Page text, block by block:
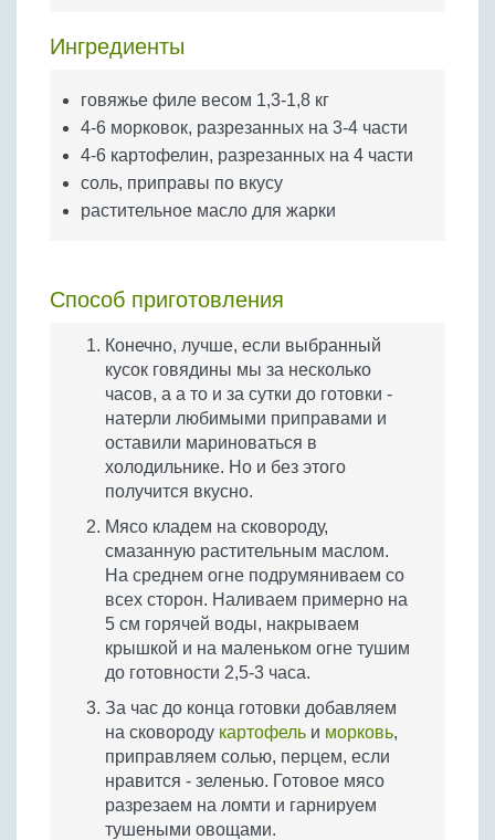
Яйца
Ингредиенты
говяжье филе весом 1,3-1,8 кг
4-6 морковок, разрезанных на 3-4 части
4-6 картофелин, разрезанных на 4 части
соль, приправы по вкусу
растительное масло для жарки
Способ приготовления
Конечно, лучше, если выбранный
кусок говядины мы за несколько
часов, а а то и за сутки до готовки -
натерли любимыми приправами и
оставили мариноваться в
холодильнике. Но и без этого
получится вкусно.
Мясо кладем на сковороду,
смазанную растительным маслом.
На среднем огне подрумяниваем со
всех сторон. Наливаем примерно на
5 см горячей воды, накрываем
крышкой и на маленьком огне тушим
до готовности 2,5-3 часа.
За час до конца готовки добавляем
на сковороду картофель и морковь,
приправляем солью, перцем, если
нравится - зеленью. Готовое мясо
разрезаем на ломти и гарнируем
тушеными овощами.